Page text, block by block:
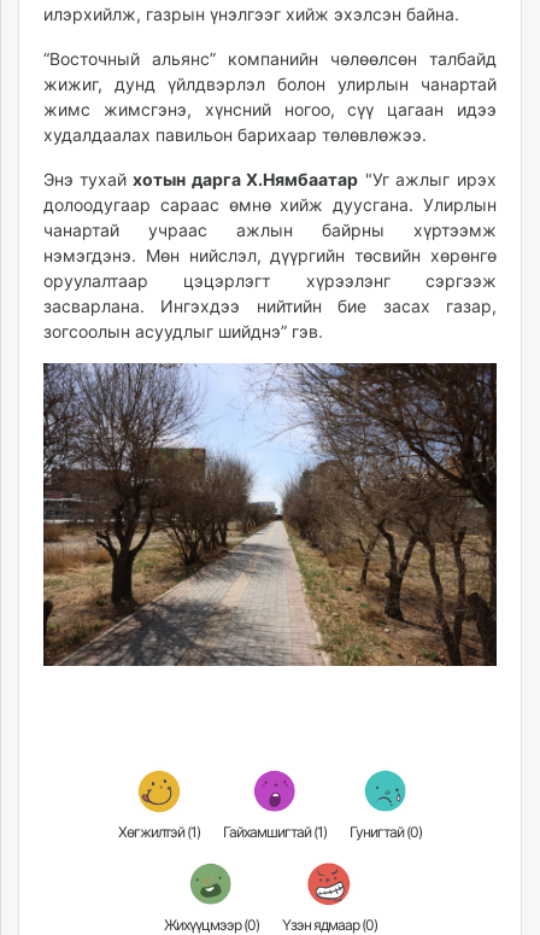
times.mn
unegui.mn
assa.mn
paparazzi.mn
unread.today
илэрхийлж, газрын үнэлгээг хийж эхэлсэн байна.
“Восточный альянс” компанийн чөлөөлсөн талбайд
жижиг, дунд үйлдвэрлэл болон улирлын чанартай
жимс жимсгэнэ, хүнсний ногоо, сүү цагаан идээ
худалдаалах павильон барихаар төлөвлөжээ.
Энэ тухай хотын дарга Х.Нямбаатар "Уг ажлыг ирэх
долоодугаар сараас өмнө хийж дуусгана. Улирлын
чанартай учраас ажлын байрны хүртээмж
нэмэгдэнэ. Мөн нийслэл, дүүргийн төсвийн хөрөнгө
оруулалтаар цэцэрлэгт хүрээлэнг сэргээж
засварлана. Ингэхдээ нийтийн бие засах газар,
зогсоолын асуудлыг шийднэ” гэв.
Хөгжилтэй (1) Гайхамшигтай (1) Гунигтай (0)
Жихүүцмээр (0) Үзэн ядмаар (0)